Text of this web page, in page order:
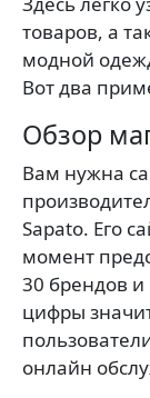
товаров, а
модной
Вот два
Обзор
Вам нужна
Sapato. Его
момент
30 брендов и
цифры
онлайн